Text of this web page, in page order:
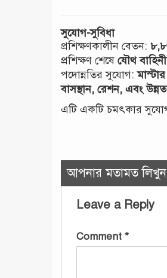
সুযোগ-সুবিধা
প্রশিক্ষণকালীন বেতন:
প্রশিক্ষণ শেষে যৌথ
পদোন্নতির সুযোগ:
বাসস্থান, রেশন, এবং
এটি একটি চমৎকার সুযোগ
আপনার মতামত
Leave a Reply
Comment *